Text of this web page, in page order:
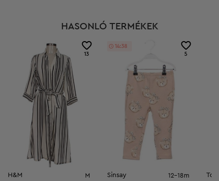
HASONLÓ TERMÉKEK
13
H&M M
5
Sinsay 12-18m
14:38